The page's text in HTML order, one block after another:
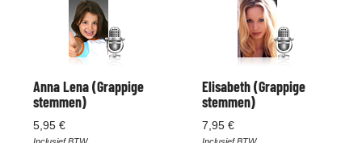
Anna Lena (Grappige
stemmen)
5,95 €
Elisabeth (Grappige
stemmen)
7,95 €